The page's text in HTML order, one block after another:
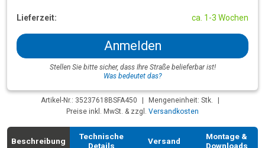
Lieferzeit: ca. 1-3 Wochen
Anmelden
Stellen Sie bitte sicher, dass Ihre Straße belieferbar ist!
Was bedeutet das?
Artikel-Nr.: 35237618BSFA450 Mengeneinheit: Stk.
Preise inkl. MwSt. & zzgl. Versandkosten
Beschreibung
Technische
Details
Versand
Montage &
Downloads